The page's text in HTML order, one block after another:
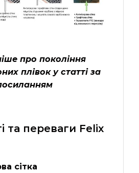
про покоління
плівок у статті за
та переваги Felix
сітка